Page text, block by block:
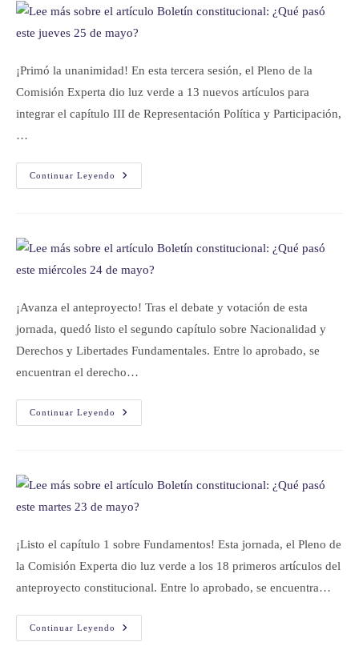
¡Primó la unanimidad! En esta tercera sesión, el Pleno de la
Comisión Experta dio luz verde a 13 nuevos artículos para
integrar el capítulo III de Representación Política y Participación,
…
Continuar Leyendo
¡Avanza el anteproyecto! Tras el debate y votación de esta
jornada, quedó listo el segundo capítulo sobre Nacionalidad y
Derechos y Libertades Fundamentales. Entre lo aprobado, se
encuentran el derecho…
Continuar Leyendo
¡Listo el capítulo 1 sobre Fundamentos! Esta jornada, el Pleno de
la Comisión Experta dio luz verde a los 18 primeros artículos del
anteproyecto constitucional. Entre lo aprobado, se encuentra…
Continuar Leyendo